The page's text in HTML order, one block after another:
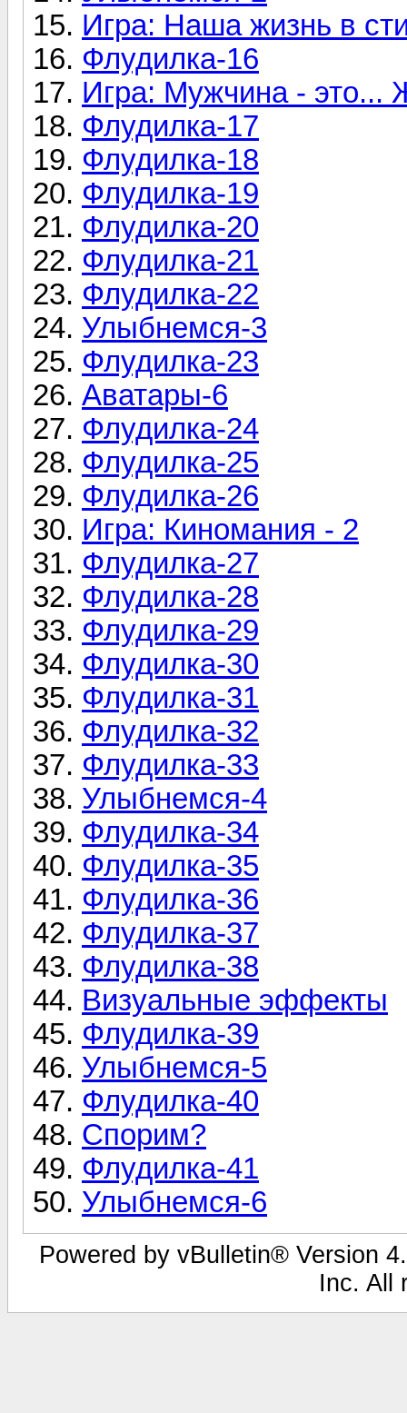
Игра: Наша жизнь в
Флудилка-16
Игра: Мужчина - это...
Флудилка-17
Флудилка-18
Флудилка-19
Флудилка-20
Флудилка-21
Флудилка-22
Улыбнемся-3
Флудилка-23
Аватары-6
Флудилка-24
Флудилка-25
Флудилка-26
Игра: Киномания - 2
Флудилка-27
Флудилка-28
Флудилка-29
Флудилка-30
Флудилка-31
Флудилка-32
Флудилка-33
Улыбнемся-4
Флудилка-34
Флудилка-35
Флудилка-36
Флудилка-37
Флудилка-38
Визуальные эффекты
Флудилка-39
Улыбнемся-5
Флудилка-40
Спорим?
Флудилка-41
Улыбнемся-6
Powered by vBulletin® Version
Inc. All